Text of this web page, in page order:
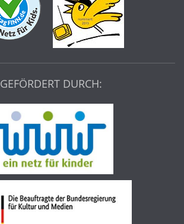
GEFÖRDERT DURCH: